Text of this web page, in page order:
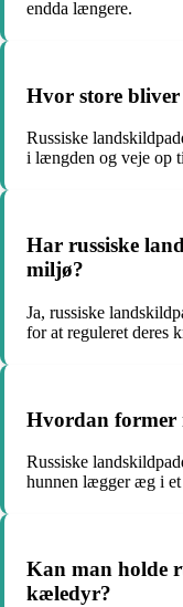
endda længere.
Hvor store
Russiske
i længden og veje op
Har russiske
miljø?
Ja, russiske
for at reguleret deres
Hvordan former
Russiske
hunnen lægger æg i
Kan man holde
kæledyr?